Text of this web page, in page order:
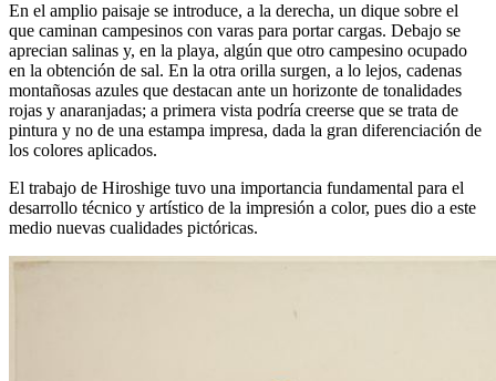
En el amplio paisaje se introduce, a la derecha, un dique sobre el
que caminan campesinos con varas para portar cargas. Debajo se
aprecian salinas y, en la playa, algún que otro campesino ocupado
en la obtención de sal. En la otra orilla surgen, a lo lejos, cadenas
montañosas azules que destacan ante un horizonte de tonalidades
rojas y anaranjadas; a primera vista podría creerse que se trata de
pintura y no de una estampa impresa, dada la gran diferenciación de
los colores aplicados.
El trabajo de Hiroshige tuvo una importancia fundamental para el
desarrollo técnico y artístico de la impresión a color, pues dio a este
medio nuevas cualidades pictóricas.